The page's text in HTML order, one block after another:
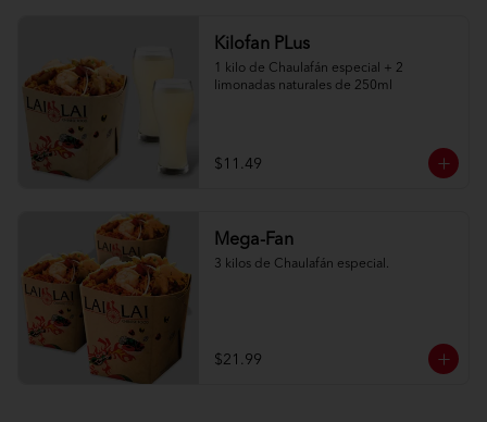
Kilofan PLus
1 kilo de Chaulafán especial + 2
limonadas naturales de 250ml
$11.49
Mega-Fan
3 kilos de Chaulafán especial.
$21.99